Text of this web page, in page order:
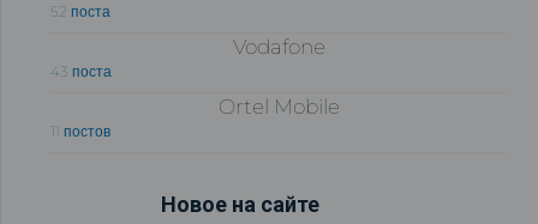
52 поста
Vodafone
43 поста
Ortel Mobile
11 постов
Новое на сайте